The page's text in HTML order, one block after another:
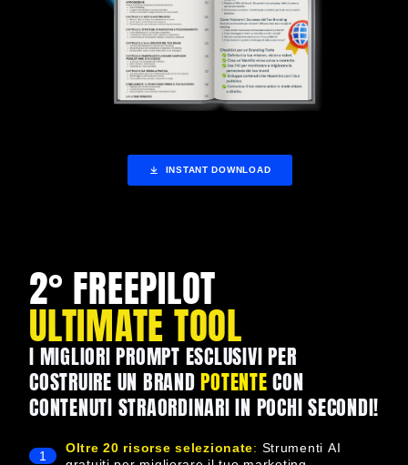
INSTANT DOWNLOAD
2° FREEPILOT
ULTIMATE TOOL
I MIGLIORI PROMPT ESCLUSIVI PER
COSTRUIRE UN BRANDPOTENTECON
CONTENUTI STRAORDINARI IN POCHI SECONDI!
1
Oltre 20 risorse selezionate: Strumenti AI